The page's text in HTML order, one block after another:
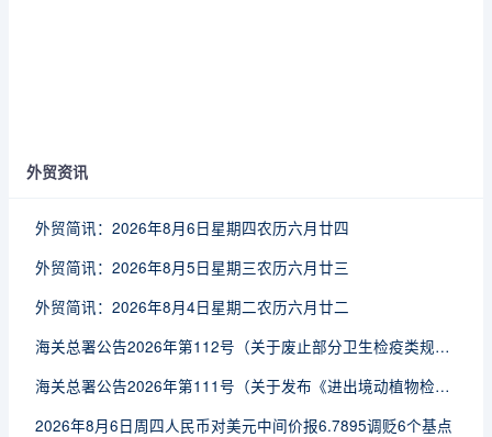
外贸资讯
外贸简讯：2026年8月6日星期四农历六月廿四
外贸简讯：2026年8月5日星期三农历六月廿三
外贸简讯：2026年8月4日星期二农历六月廿二
海关总署公告2026年第112号（关于废止部分卫生检疫类规范性文件的公告）
海关总署公告2026年第111号（关于发布《进出境动植物检疫处理监督管理工作规定》《进出境卫生处理监督管理工作规定》的公告）
2026年8月6日周四人民币对美元中间价报6.7895调贬6个基点